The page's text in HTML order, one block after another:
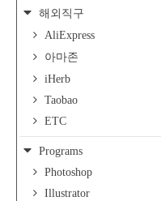
해외직구
AliExpress
아마존
iHerb
Taobao
ETC
Programs
Photoshop
Illustrator